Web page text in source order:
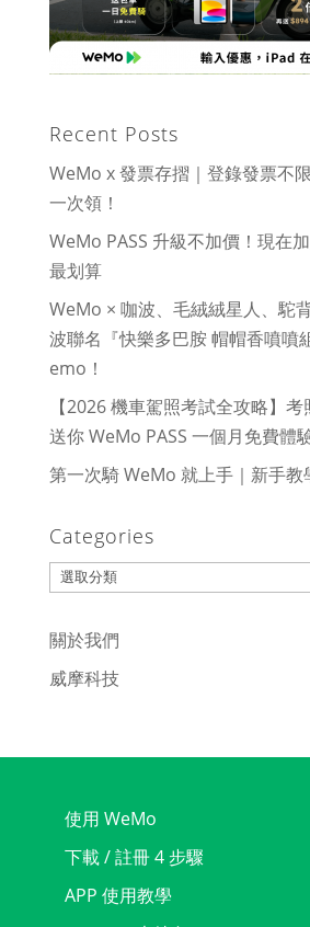
Recent Posts
WeMo x 發票存摺｜登錄發票不
一次領！
WeMo PASS 升級不加價！現在
最划算
WeMo × 咖波、毛絨絨星人、駝
波聯名『快樂多巴胺 帽帽香噴噴
emo！
【2026 機車駕照考試全攻略】考
送你 WeMo PASS 一個月免費體
第一次騎 WeMo 就上手｜新手教
Categories
Categories
關於我們
威摩科技
使用 WeMo
下載 / 註冊 4 步驟
APP 使用教學